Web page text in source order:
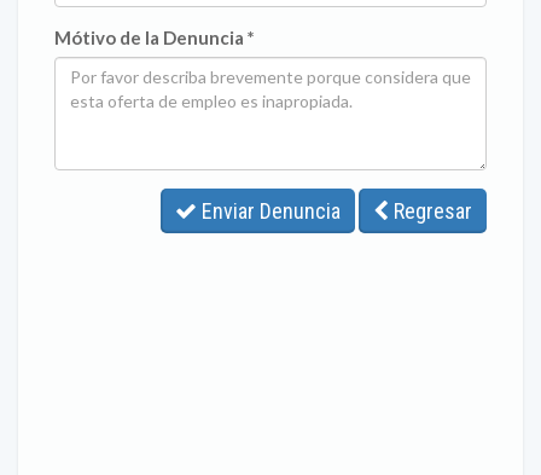
Mótivo de la Denuncia *
Enviar Denuncia Regresar